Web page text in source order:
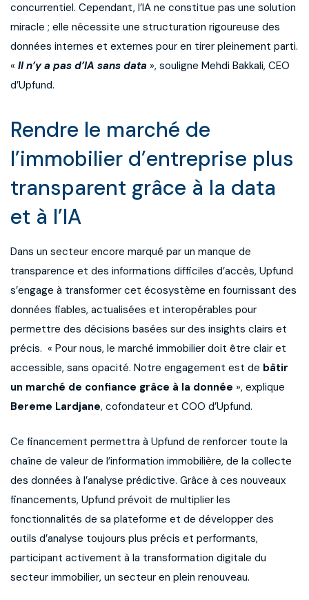
concurrentiel. Cependant, l’IA ne constitue pas une solution
miracle ; elle nécessite une structuration rigoureuse des
données internes et externes pour en tirer pleinement parti.
« Il n’y a pas d’IA sans data », souligne Mehdi Bakkali, CEO
d’Upfund.
Rendre le marché de
l’immobilier d’entreprise plus
transparent grâce à la data
et à l’IA
Dans un secteur encore marqué par un manque de
transparence et des informations difficiles d’accès, Upfund
s’engage à transformer cet écosystème en fournissant des
données fiables, actualisées et interopérables pour
permettre des décisions basées sur des insights clairs et
précis. « Pour nous, le marché immobilier doit être clair et
accessible, sans opacité. Notre engagement est de bâtir
un marché de confiance grâce à la donnée », explique
Bereme Lardjane, cofondateur et COO d’Upfund.
Ce financement permettra à Upfund de renforcer toute la
chaîne de valeur de l’information immobilière, de la collecte
des données à l’analyse prédictive. Grâce à ces nouveaux
financements, Upfund prévoit de multiplier les
fonctionnalités de sa plateforme et de développer des
outils d’analyse toujours plus précis et performants,
participant activement à la transformation digitale du
secteur immobilier, un secteur en plein renouveau.